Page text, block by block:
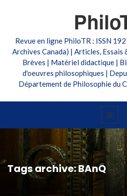
Revue en ligne PhiloTR : ISSN
Archives Canada) | Articles, Essais
Brèves | Matériel didactique |
d'oeuvres philosophiques |
Département de Philosophie du
Tags archive: BAnQ